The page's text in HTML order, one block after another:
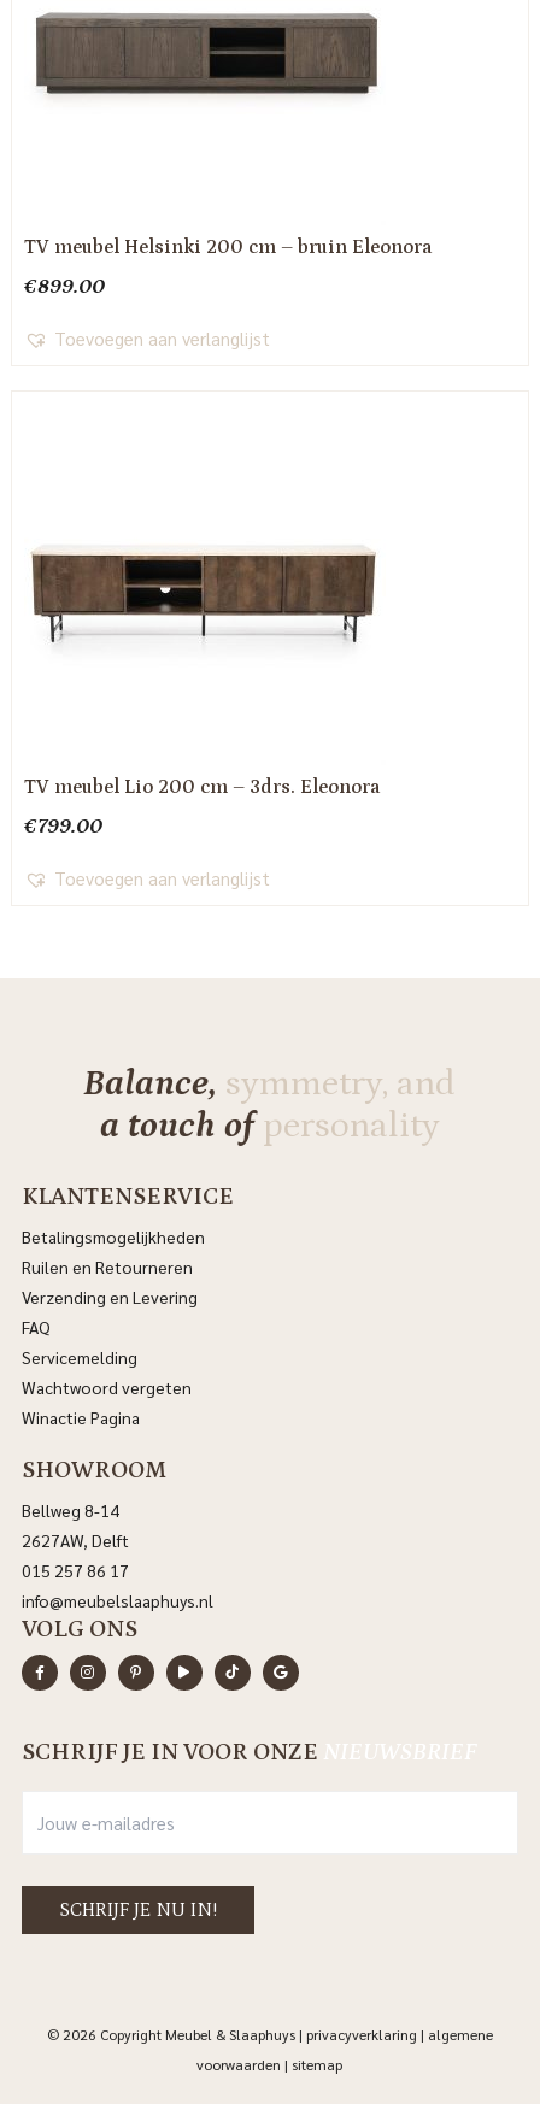
TV meubel Helsinki 200 cm – bruin Eleonora
€899.00
Toevoegen aan verlanglijst
TV meubel Lio 200 cm – 3drs. Eleonora
€799.00
Toevoegen aan verlanglijst
Balance, symmetry, and
a touch ofpersonality
KLANTENSERVICE
Betalingsmogelijkheden
Ruilen en Retourneren
Verzending en Levering
FAQ
Servicemelding
Wachtwoord vergeten
Winactie Pagina
SHOWROOM
Bellweg 8-14
2627AW, Delft
015 257 86 17
info@meubelslaaphuys.nl
VOLG ONS
SCHRIJF JE IN VOOR ONZE NIEUWSBRIEF
© 2026 Copyright Meubel & Slaaphuys | privacyverklaring | algemene
voorwaarden | sitemap